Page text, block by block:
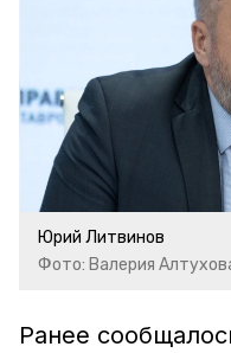
Юрий Литвинов
Фото: Валерия
Ранее